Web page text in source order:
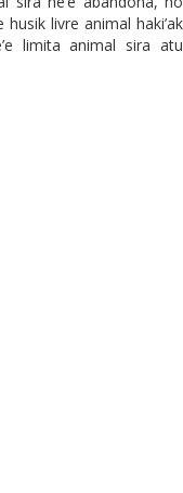
livre animal haki’ak
limita animal sira atu